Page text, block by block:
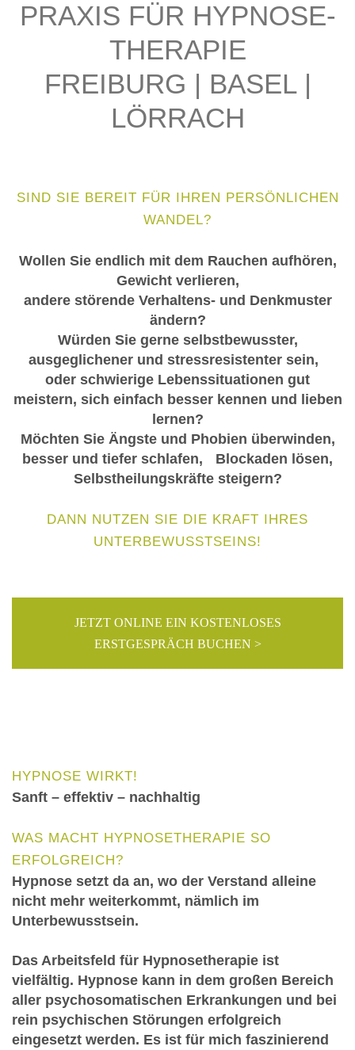
PRAXIS FÜR HYPNOSE-
THERAPIE
FREIBURG | BASEL |
LÖRRACH
SIND SIE BEREIT FÜR IHREN PERSÖNLICHEN
WANDEL?
Wollen Sie endlich mit dem Rauchen aufhören,
Gewicht verlieren,
andere störende Verhaltens- und Denkmuster
ändern?
Würden Sie gerne selbstbewusster,
ausgeglichener und stressresistenter sein,
oder schwierige Lebenssituationen gut
meistern, sich einfach besser kennen und lieben
lernen?
Möchten Sie Ängste und Phobien überwinden,
besser und tiefer schlafen, Blockaden lösen,
Selbstheilungskräfte steigern?
DANN NUTZEN SIE DIE KRAFT IHRES
UNTERBEWUSSTSEINS!
JETZT ONLINE EIN KOSTENLOSES
ERSTGESPRÄCH BUCHEN >
HYPNOSE WIRKT!
Sanft – effektiv – nachhaltig
WAS MACHT HYPNOSETHERAPIE SO
ERFOLGREICH?
Hypnose setzt da an, wo der Verstand alleine
nicht mehr weiterkommt, nämlich im
Unterbewusstsein.
Das Arbeitsfeld für Hypnosetherapie ist
vielfältig. Hypnose kann in dem großen Bereich
aller psychosomatischen Erkrankungen und bei
rein psychischen Störungen erfolgreich
eingesetzt werden. Es ist für mich faszinierend